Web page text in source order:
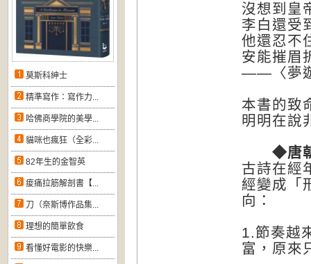
莫斯科紳士
精準寫作：寫作力...
哈佛商學院的美學...
貓咪也瘋狂（全彩...
82年生的金智英
痠痛拉筋解剖書【...
刀（奈斯博作品集...
理想的簡單飲食
看懂好電影的快樂...
沒想到皇
李白還受
他還忍不
安能摧眉
——〈夢
本書的致
明明在說
◆唐朝
古詩在經
經變成「
向：
1.節奏越
富，原來